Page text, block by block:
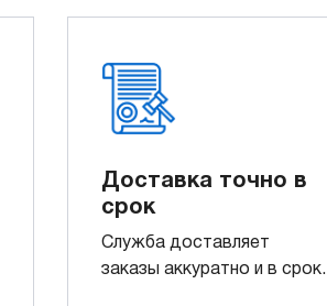
Доставка точно в
срок
Служба доставляет
заказы аккуратно и в срок.